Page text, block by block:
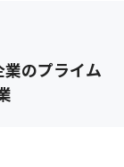
のプライム